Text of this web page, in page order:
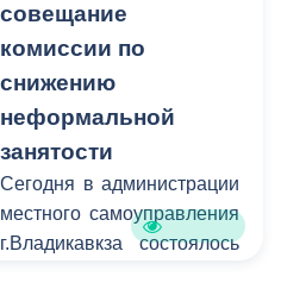
акцией, которая
проводится уже в седьмой
раз и ежегодно является
ярким событием в
преддверии праздника 9
мая.
совещание
комиссии по
снижению
неформальной
занятости
Сегодня в администрации
местного самоуправления
г.Владикавкза состоялось